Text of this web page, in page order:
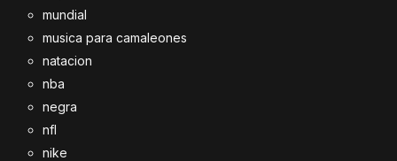
mundial
musica para camaleones
natacion
nba
negra
nfl
nike